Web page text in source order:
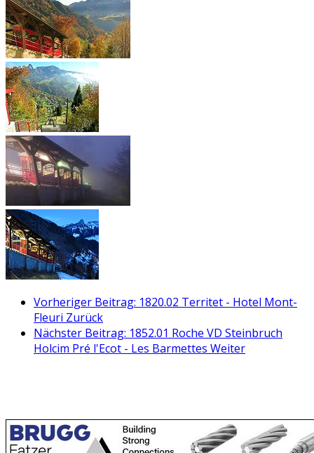
Vorheriger Beitrag: 1820.02 Territet - Hotel Mont-
Fleuri Zurück
Nächster Beitrag: 1852.01 Roche VD Steinbruch
Holcim Pré l'Ecot - Les Barmettes Weiter